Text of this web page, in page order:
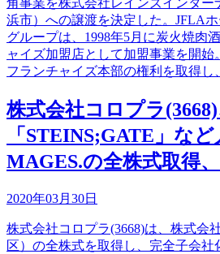
角事業を株式会社レインズインター
浜市）への譲渡を決定した。JFLA
グループは、1998年5月に炭火焼肉
ャイズ加盟店として加盟事業を開始
フランチャイズ本部の権利を取得し
株式会社コロプラ(3668)
「STEINS;GATE」な
MAGES.の全株式取得
2020年03月30日
株式会社コロプラ(3668)は、株式会
区）の全株式を取得し、完全子会社